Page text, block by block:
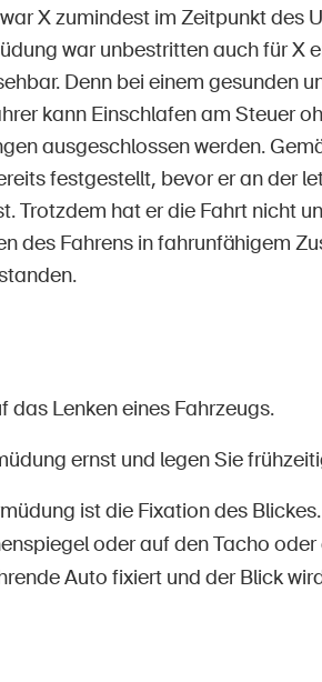
X zumindest im Zeitpunkt des
war unbestritten auch für X
Denn bei einem gesunden
kann Einschlafen am Steuer
ausgeschlossen werden.
festgestellt, bevor er an der
Trotzdem hat er die Fahrt nicht
des Fahrens in fahrunfähigem
das Lenken eines Fahrzeugs.
ernst und legen Sie
ist die Fixation des
oder auf den Tacho
Auto fixiert und der Blick